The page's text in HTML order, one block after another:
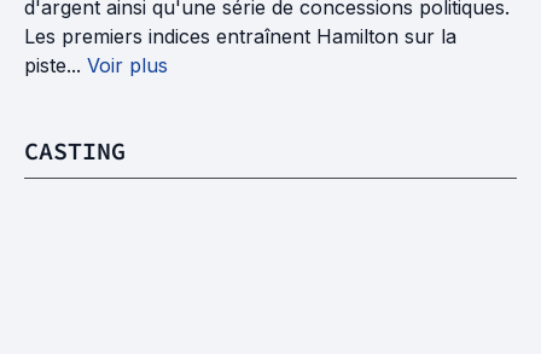
d'argent ainsi qu'une série de concessions politiques.
Les premiers indices entraînent Hamilton sur la
piste... Voir plus
CASTING